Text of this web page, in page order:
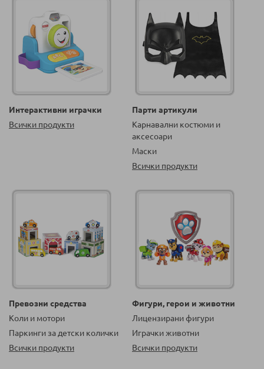
Интерактивни играчки
Всички продукти
Парти артикули
Карнавални костюми и
аксесоари
Маски
Всички продукти
Превозни средства
Коли и мотори
Паркинги за детски колички
Всички продукти
Фигури, герои и животни
Лицензирани фигури
Играчки животни
Всички продукти